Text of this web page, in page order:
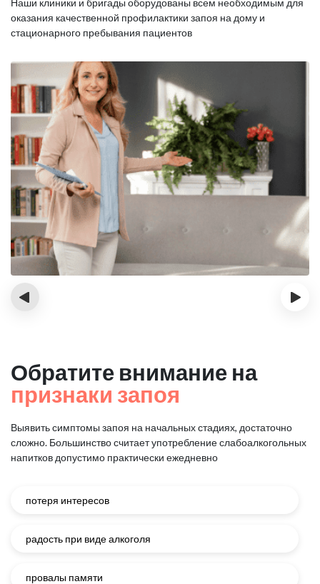
Наши клиники и бригады оборудованы всем необходимым для
оказания качественной профилактики запоя на дому и
стационарного пребывания пациентов
‹ ›
Обратите внимание на
признаки запоя
Выявить симптомы запоя на начальных стадиях, достаточно
сложно. Большинство считает употребление слабоалкогольных
напитков допустимо практически ежедневно
потеря интересов
радость при виде алкоголя
провалы памяти